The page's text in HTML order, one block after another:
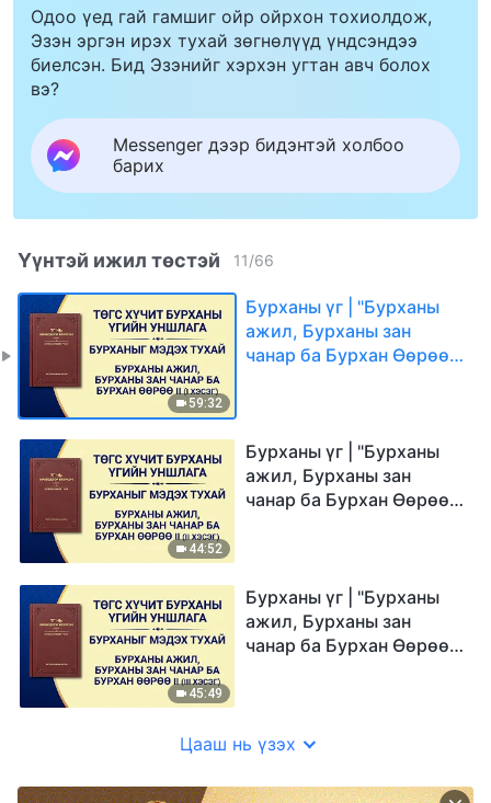
Одоо үед гай гамшиг ойр ойрхон тохиолдож,
Эзэн эргэн ирэх тухай зөгнөлүүд үндсэндээ
биелсэн. Бид Эзэнийг хэрхэн угтан авч болох
вэ?
Messenger дээр бидэнтэй холбоо
барих
Үүнтэй ижил төстэй 11/66
59:32
Бурханы үг | "Бурханы
ажил, Бурханы зан
чанар ба Бурхан Өөрөө
44:52
Бурханы үг | "Бурханы
ажил, Бурханы зан
чанар ба Бурхан Өөрөө
45:49
Бурханы үг | "Бурханы
ажил, Бурханы зан
чанар ба Бурхан Өөрөө
Цааш нь үзэх